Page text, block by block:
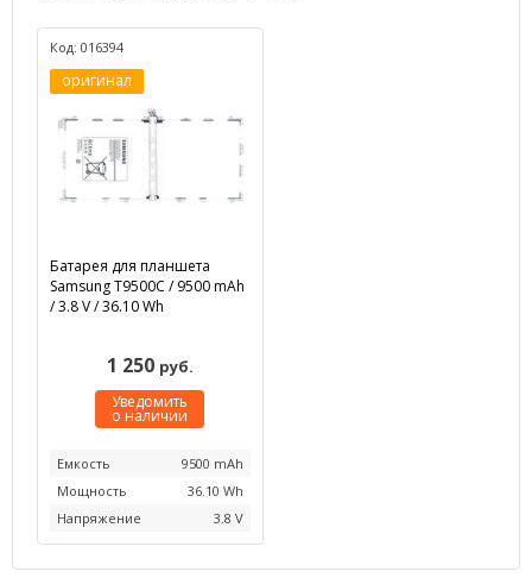
Код: 016394
оригинал
Батарея для планшета
Samsung T9500C / 9500 mAh
/ 3.8 V / 36.10 Wh
1 250 руб.
Уведомить
о наличии
Емкость
9500 mAh
Мощность
36.10 Wh
Напряжение
3.8 V